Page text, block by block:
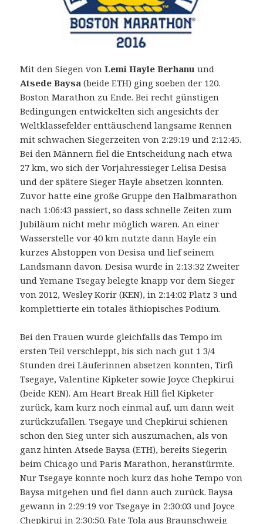
Mit den Siegen vonLemi Hayle Berhanu und
Atsede Baysa (beide ETH) ging soeben der 120.
Boston Marathon zu Ende. Bei recht günstigen
Bedingungen entwickelten sich angesichts der
Weltklassefelder enttäuschend langsame Rennen
mit schwachen Siegerzeiten von 2:29:19 und 2:12:45.
Bei den Männern fiel die Entscheidung nach etwa
27 km, wo sich der Vorjahressieger Lelisa Desisa
und der spätere Sieger Hayle absetzen konnten.
Zuvor hatte eine große Gruppe den Halbmarathon
nach 1:06:43 passiert, so dass schnelle Zeiten zum
Jubiläum nicht mehr möglich waren. An einer
Wasserstelle vor 40 km nutzte dann Hayle ein
kurzes Abstoppen von Desisa und lief seinem
Landsmann davon. Desisa wurde in 2:13:32 Zweiter
und Yemane Tsegay belegte knapp vor dem Sieger
von 2012, Wesley Korir (KEN), in 2:14:02 Platz 3 und
komplettierte ein totales äthiopisches Podium.
Bei den Frauen wurde gleichfalls das Tempo im
ersten Teil verschleppt, bis sich nach gut 1 3/4
Stunden drei Läuferinnen absetzen konnten, Tirfi
Tsegaye, Valentine Kipketer sowie Joyce Chepkirui
(beide KEN). Am Heart Break Hill fiel Kipketer
zurück, kam kurz noch einmal auf, um dann weit
zurückzufallen. Tsegaye und Chepkirui schienen
schon den Sieg unter sich auszumachen, als von
ganz hinten Atsede Baysa (ETH), bereits Siegerin
beim Chicago und Paris Marathon, heranstürmte.
Nur Tsegaye konnte noch kurz das hohe Tempo von
Baysa mitgehen und fiel dann auch zurück. Baysa
gewann in 2:29:19 vor Tsegaye in 2:30:03 und Joyce
Chepkirui in 2:30:50. Fate Tola aus Braunschweig